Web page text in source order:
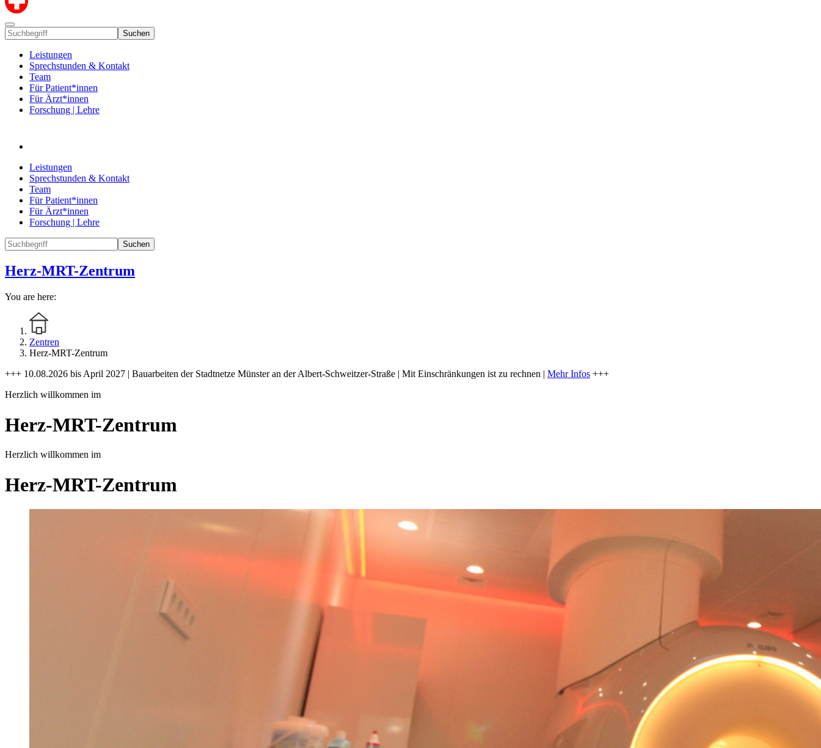
Suchen
Leistungen
Sprechstunden & Kontakt
Team
Für Patient*innen
Für Ärzt*innen
Forschung | Lehre
Leistungen
Sprechstunden & Kontakt
Team
Für Patient*innen
Für Ärzt*innen
Forschung | Lehre
Suchen
Herz-MRT-Zentrum
You are here:
Zentren
Herz-MRT-Zentrum
+++ 10.08.2026 bis April 2027 | Bauarbeiten der Stadtnetze Münster an der Albert-Schweitzer-Straße | Mit Einschränkungen ist zu rechnen | Mehr Infos +++
Herzlich willkommen im
Herz-MRT-Zentrum
Herzlich willkommen im
Herz-MRT-Zentrum